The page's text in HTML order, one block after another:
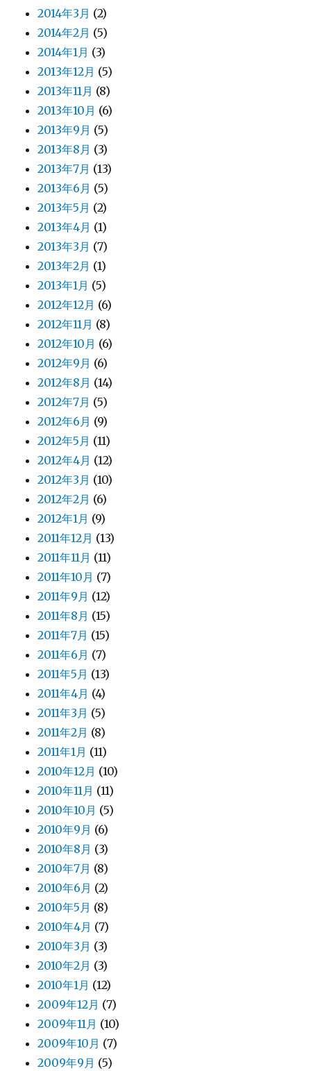
2014年3月 (2)
2014年2月 (5)
2014年1月 (3)
2013年12月 (5)
2013年11月 (8)
2013年10月 (6)
2013年9月 (5)
2013年8月 (3)
2013年7月 (13)
2013年6月 (5)
2013年5月 (2)
2013年4月 (1)
2013年3月 (7)
2013年2月 (1)
2013年1月 (5)
2012年12月 (6)
2012年11月 (8)
2012年10月 (6)
2012年9月 (6)
2012年8月 (14)
2012年7月 (5)
2012年6月 (9)
2012年5月 (11)
2012年4月 (12)
2012年3月 (10)
2012年2月 (6)
2012年1月 (9)
2011年12月 (13)
2011年11月 (11)
2011年10月 (7)
2011年9月 (12)
2011年8月 (15)
2011年7月 (15)
2011年6月 (7)
2011年5月 (13)
2011年4月 (4)
2011年3月 (5)
2011年2月 (8)
2011年1月 (11)
2010年12月 (10)
2010年11月 (11)
2010年10月 (5)
2010年9月 (6)
2010年8月 (3)
2010年7月 (8)
2010年6月 (2)
2010年5月 (8)
2010年4月 (7)
2010年3月 (3)
2010年2月 (3)
2010年1月 (12)
2009年12月 (7)
2009年11月 (10)
2009年10月 (7)
2009年9月 (5)